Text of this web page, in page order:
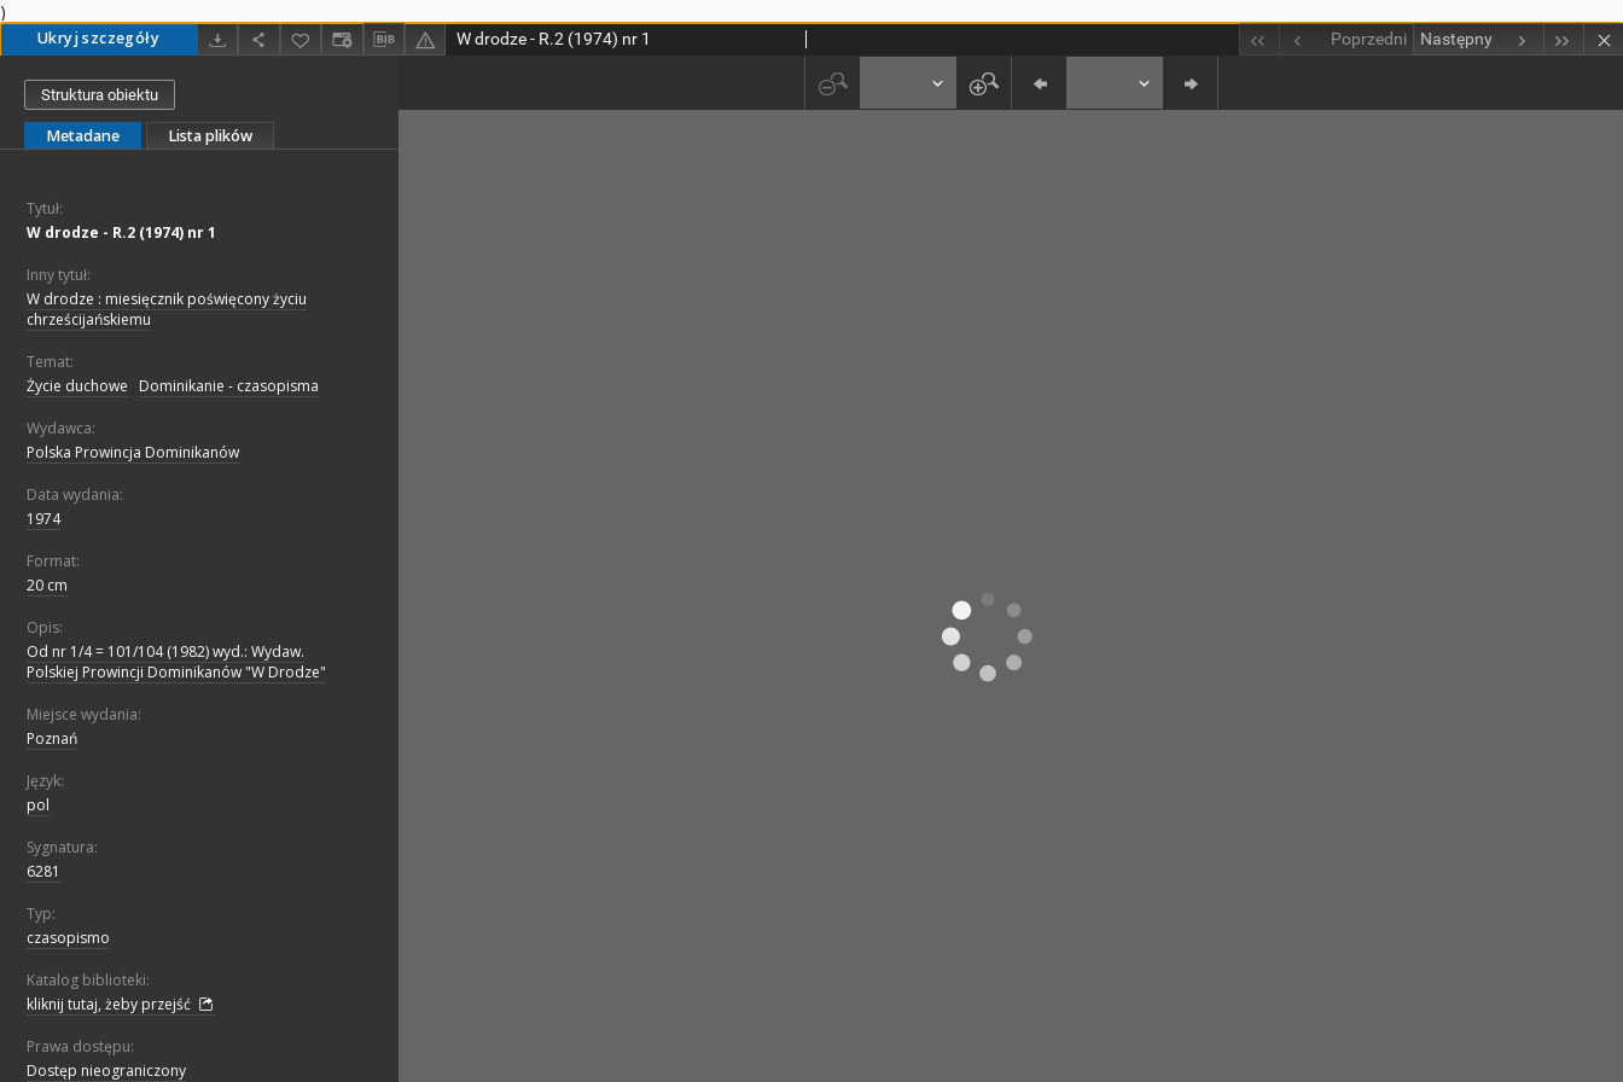
)
Ukryj szczegóły W drodze - R.2 (1974) nr 1 Poprzedni Następny
Struktura obiektu
Metadane Lista plików
Tytuł:
W drodze - R.2 (1974) nr 1
Inny tytuł:
W drodze : miesięcznik poświęcony życiu
chrześcijańskiemu
Temat:
Życie duchowe
Dominikanie - czasopisma
Wydawca:
Polska Prowincja Dominikanów
Data wydania:
1974
Format:
20 cm
Opis:
Od nr 1/4 = 101/104 (1982) wyd.: Wydaw.
Polskiej Prowincji Dominikanów "W Drodze"
Miejsce wydania:
Poznań
Język:
pol
Sygnatura:
6281
Typ:
czasopismo
Katalog biblioteki:
kliknij tutaj, żeby przejść
Prawa dostępu:
Dostęp nieograniczony